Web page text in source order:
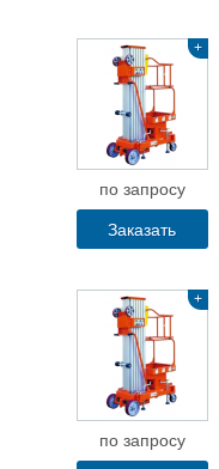
+
по запросу
Заказать
+
по запросу